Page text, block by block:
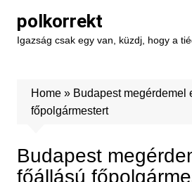
content
polkorrekt
Igazság csak egy van, küzdj, hogy a
Home» Budapest megérdemel
főpolgármestert
Budapest
főállású